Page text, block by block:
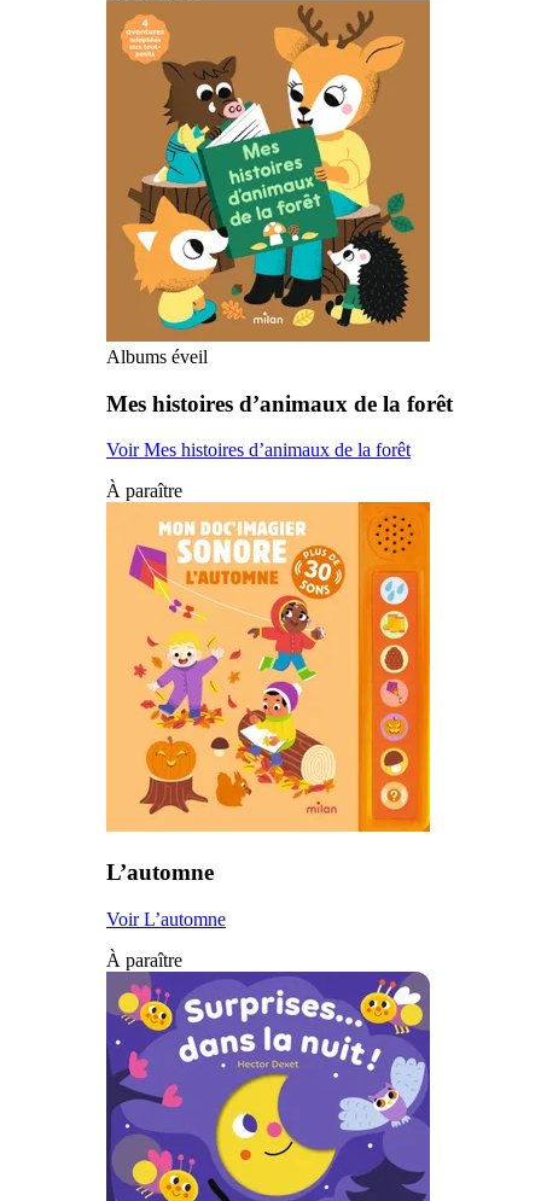
Albums éveil
Mes histoires d’animaux de la forêt
Voir Mes histoires d’animaux de la forêt
À paraître
L’automne
Voir L’automne
À paraître